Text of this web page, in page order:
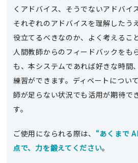
くアドバイス、そうでないアドバイ
それぞれのアドバイスを理解したう
役立てるべきなのか、よく考えるこ
人間教師からのフィードバックをも
も、本システムであれば好きな時間
練習ができます。ディベートについ
師が足らない状況でも活用が期待で
す。
ご使用になられる際は、 “あくまで
点で、力を鍛えてください。